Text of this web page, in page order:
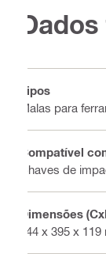
Tipos
Malas para
Compatível
Chaves de
Dimensões
444 x 395 x 119